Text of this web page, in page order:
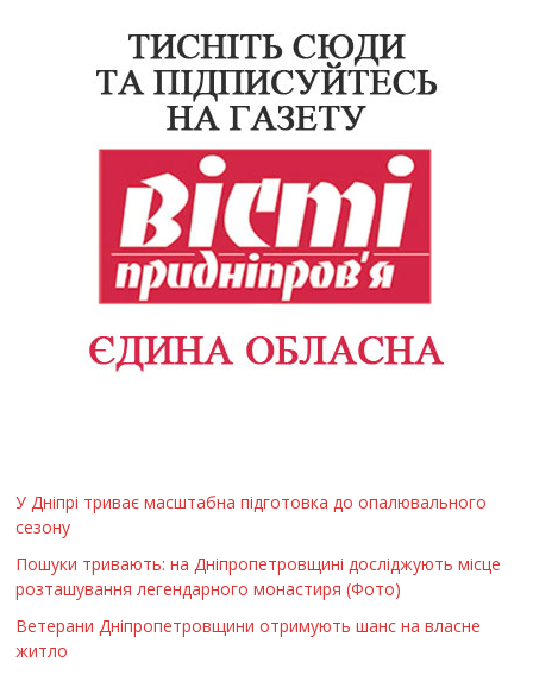
У Дніпрі триває масштабна підготовка до опалювального
сезону
Пошуки тривають: на Дніпропетровщині досліджують місце
розташування легендарного монастиря (Фото)
Ветерани Дніпропетровщини отримують шанс на власне
житло